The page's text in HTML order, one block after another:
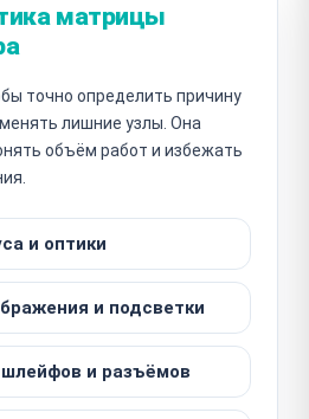
матрицы
точно определить причину
лишние узлы. Она
объём работ и избежать
и оптики
и подсветки
и разъёмов